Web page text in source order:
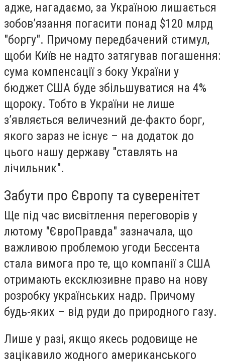
адже, нагадаємо, за Україною лишається
зобов’язання погасити понад $120 млрд
"боргу". Причому передбачений стимул,
щоби Київ не надто затягував погашення:
сума компенсації з боку України у
бюджет США буде збільшуватися на 4%
щороку. Тобто в України не лише
з’являється величезний де-факто борг,
якого зараз не існує – на додаток до
цього нашу державу "ставлять на
лічильник".
Забути про Європу та суверенітет
Ще під час висвітлення переговорів у
лютому "ЄвроПравда" зазначала, що
важливою проблемою угоди Бессента
стала вимога про те, що компанії з США
отримають ексклюзивне право на нову
розробку українських надр. Причому
будь-яких – від руди до природного газу.
Лише у разі, якщо якесь родовище не
зацікавило жодного американського